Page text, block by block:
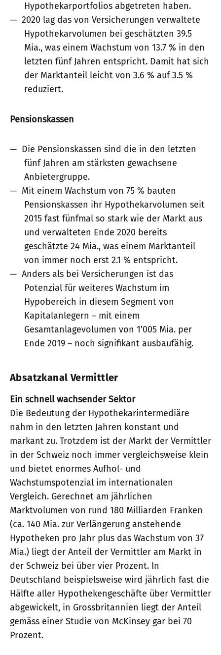
Hypothekarportfolios abgetreten haben.
2020 lag das von Versicherungen verwaltete
Hypothekarvolumen bei geschätzten 39.5
Mia., was einem Wachstum von 13.7 % in den
letzten fünf Jahren entspricht. Damit hat sich
der Marktanteil leicht von 3.6 % auf 3.5 %
reduziert.
Pensionskassen
Die Pensionskassen sind die in den letzten
fünf Jahren am stärksten gewachsene
Anbietergruppe.
Mit einem Wachstum von 75 % bauten
Pensionskassen ihr Hypothekarvolumen seit
2015 fast fünfmal so stark wie der Markt aus
und verwalteten Ende 2020 bereits
geschätzte 24 Mia., was einem Marktanteil
von immer noch erst 2.1 % entspricht.
Anders als bei Versicherungen ist das
Potenzial für weiteres Wachstum im
Hypobereich in diesem Segment von
Kapitalanlegern – mit einem
Gesamtanlagevolumen von 1’005 Mia. per
Ende 2019 – noch signifikant ausbaufähig.
Absatzkanal Vermittler
Ein schnell wachsender Sektor
Die Bedeutung der Hypothekarintermediäre
nahm in den letzten Jahren konstant und
markant zu. Trotzdem ist der Markt der Vermittler
in der Schweiz noch immer vergleichsweise klein
und bietet enormes Aufhol- und
Wachstumspotenzial im internationalen
Vergleich. Gerechnet am jährlichen
Marktvolumen von rund 180 Milliarden Franken
(ca. 140 Mia. zur Verlängerung anstehende
Hypotheken pro Jahr plus das Wachstum von 37
Mia.) liegt der Anteil der Vermittler am Markt in
der Schweiz bei über vier Prozent. In
Deutschland beispielsweise wird jährlich fast die
Hälfte aller Hypothekengeschäfte über Vermittler
abgewickelt, in Grossbritannien liegt der Anteil
gemäss einer Studie von McKinsey gar bei 70
Prozent.